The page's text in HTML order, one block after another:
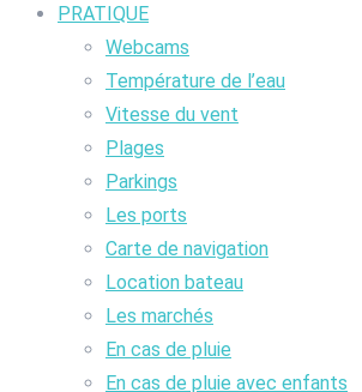
PRATIQUE
Webcams
Température de l’eau
Vitesse du vent
Plages
Parkings
Les ports
Carte de navigation
Location bateau
Les marchés
En cas de pluie
En cas de pluie avec enfants